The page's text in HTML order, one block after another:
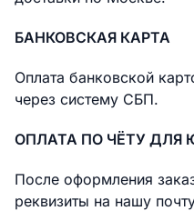
БАНКОВСКАЯ КАРТА
Оплата банковской
через систему СБП.
ОПЛАТА ПО ЧЁТУ ДЛЯ
После оформления
реквизиты на нашу